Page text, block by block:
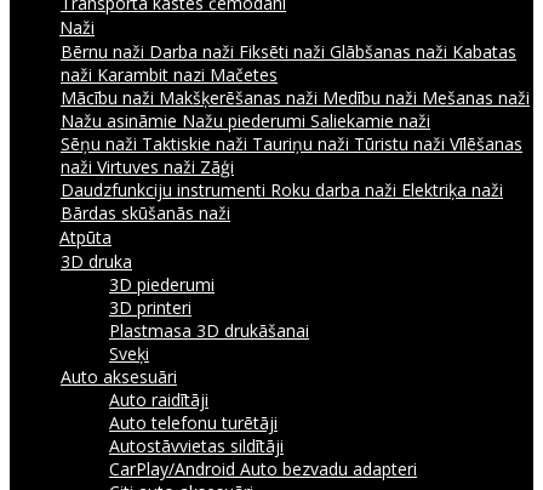
Naži
Bērnu naži Darba naži Fiksēti naži Glābšanas naži Kabatas
naži Karambit nazi Mačetes
Mācību naži Makšķerēšanas naži Medību naži Mešanas naži
Nažu asināmie Nažu piederumi Saliekamie naži
Sēņu naži Taktiskie naži Tauriņu naži Tūristu naži Vīlēšanas
naži Virtuves naži Zāģi
Daudzfunkciju instrumenti Roku darba naži Elektriķa naži
Bārdas skūšanās naži
Atpūta
3D druka
3D piederumi
3D printeri
Plastmasa 3D drukāšanai
Sveķi
Auto aksesuāri
Auto raidītāji
Auto telefonu turētāji
Autostāvvietas sildītāji
CarPlay/Android Auto bezvadu adapteri